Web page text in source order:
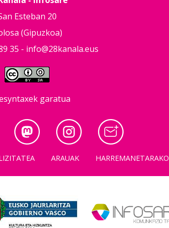
Esteban 20
(Gipuzkoa)
35 - info@28kanala.eus
garatua
ARAUAK HARREMANETARAKO